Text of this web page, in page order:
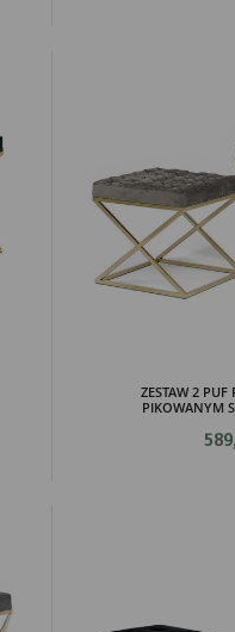
ZESTAW 2 PUF
PIKOWANYM